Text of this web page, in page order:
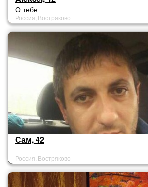
О тебе
Россия, Востряково
Сам, 42
Россия, Востряково